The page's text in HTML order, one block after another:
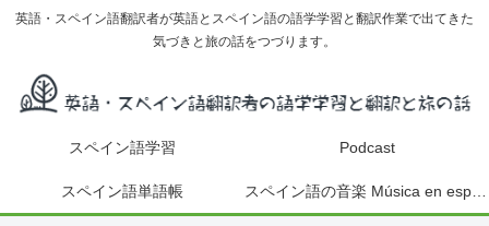
英語・スペイン語翻訳者が英語とスペイン語の語学学習と翻訳作業で出てきた
気づきと旅の話をつづります。
スペイン語学習 Podcast
スペイン語単語帳